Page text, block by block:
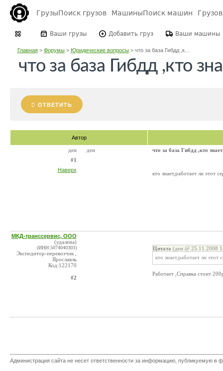
ГрузыПоиск грузов МашиныПоиск машин
Ваши грузы Добавить груз Ваши машины
Главная> Форумы> Юридические вопросы> что за база Гибдд ,к...
что за база Гибдд ,кто
ОТВЕТИТЬ
Автор
ден
#1
Наверх
ден что за база Гибдд ,кто
кто знает,работает ли этот
МКД-транссервис, ООО
(удалена)
(ИНН:5074040303)
Экспедитор-перевозчик ,
Ярославль
Код:122170
#2
Цитата (ден @ 25.11.2008
кто знает,работает ли
Работает ,Справка стоит
Администрация сайта не несет ответственности за информацию, публикуемую